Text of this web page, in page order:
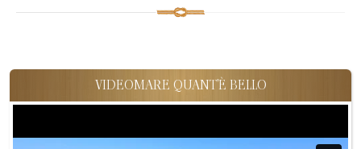
VIDEOMARE QUANT'È BELLO